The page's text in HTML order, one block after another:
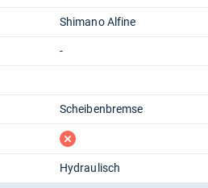
Shimano Alfine
-
Scheibenbremse
fehlt
Hydraulisch